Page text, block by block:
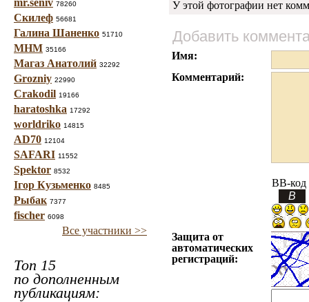
mr.seniv 78260
Скилеф 56681
Галина Шаненко 51710
МНМ 35166
Магаз Анатолий 32292
Grozniy 22990
Crakodil 19166
haratoshka 17292
worldriko 14815
AD70 12104
SAFARI 11552
Spektor 8532
Ігор Кузьменко 8485
Рыбак 7377
fischer 6098
Все участники >>
Топ 15
по дополненным
публикациям:
У этой фотографии нет
Добавить
Имя:
Комментарий:
BB-код
Защита от
автоматических
регистраций: